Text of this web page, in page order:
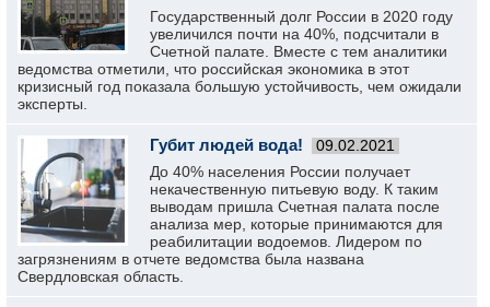
Государственный долг России в 2020 году
увеличился почти на 40%, подсчитали в
Счетной палате. Вместе с тем аналитики
ведомства отметили, что российская экономика в этот
кризисный год показала большую устойчивость, чем ожидали
эксперты.
Губит людей вода! 09.02.2021
До 40% населения России получает
некачественную питьевую воду. К таким
выводам пришла Счетная палата после
анализа мер, которые принимаются для
реабилитации водоемов. Лидером по
загрязнениям в отчете ведомства была названа
Свердловская область.